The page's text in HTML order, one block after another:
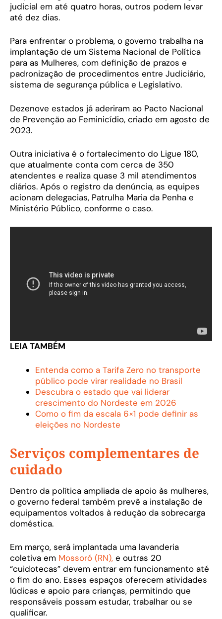
judicial em até quatro horas, outros podem levar
até dez dias.
Para enfrentar o problema, o governo trabalha na
implantação de um Sistema Nacional de Política
para as Mulheres, com definição de prazos e
padronização de procedimentos entre Judiciário,
sistema de segurança pública e Legislativo.
Dezenove estados já aderiram ao Pacto Nacional
de Prevenção ao Feminicídio, criado em agosto de
2023.
Outra iniciativa é o fortalecimento do Ligue 180,
que atualmente conta com cerca de 350
atendentes e realiza quase 3 mil atendimentos
diários. Após o registro da denúncia, as equipes
acionam delegacias, Patrulha Maria da Penha e
Ministério Público, conforme o caso.
LEIA TAMBÉM
Entenda como a Tarifa Zero no transporte
público pode virar realidade no Brasil
Descubra o estado que vai liderar
crescimento do Nordeste em 2026
Como o fim da escala 6×1 pode definir as
eleições no Nordeste
Serviços complementares de
cuidado
Dentro da política ampliada de apoio às mulheres,
o governo federal também prevê a instalação de
equipamentos voltados à redução da sobrecarga
doméstica.
Em março, será implantada uma lavanderia
coletiva em Mossoró (RN), e outras 20
“cuidotecas” devem entrar em funcionamento até
o fim do ano. Esses espaços oferecem atividades
lúdicas e apoio para crianças, permitindo que
responsáveis possam estudar, trabalhar ou se
qualificar.